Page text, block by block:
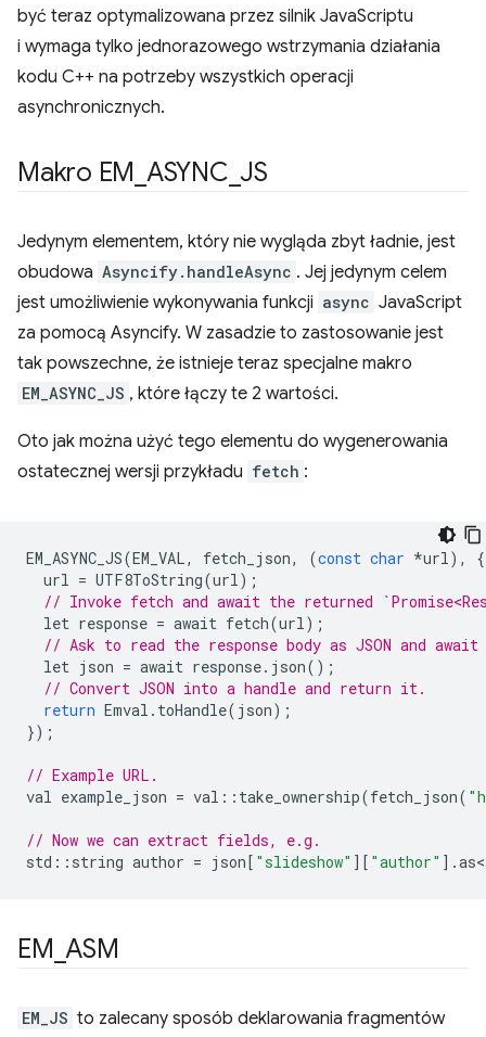
być teraz optymalizowana przez silnik JavaScriptu
i wymaga tylko jednorazowego wstrzymania działania
kodu C++ na potrzeby wszystkich operacji
asynchronicznych.
Makro EM ASYNC _JS
Jedynym elementem, który nie wygląda zbyt ładnie, jest
obudowa Asyncify.handleAsync . Jej jedynym celem
jest umożliwienie wykonywania funkcji async JavaScript
za pomocą Asyncify. W zasadzie to zastosowanie jest
tak powszechne, że istnieje teraz specjalne makro
EM_ASYNC_JS , które łączy te 2 wartości.
Oto jak można użyć tego elementu do wygenerowania
ostatecznej wersji przykładu fetch :
EM_ASYNC_JS(EM_VAL, fetch_json, (const char *url),
{
url = UTF8ToString(url);
// Invoke fetch and await the returned
let response = await fetch(url);
// Ask to read the response body as JSON and
let json = await response. json();
// Convert JSON into a handle and return it.
return Emval . toHandle( json);
});
// Example URL.
val example_json = val :: take_ownership(fetch_json(
// Now we can extract fields, e.g.
std :: string author = json[ "slideshow" ][ "author" ].
EM _ASM
EM_JS to zalecany sposób deklarowania fragmentów